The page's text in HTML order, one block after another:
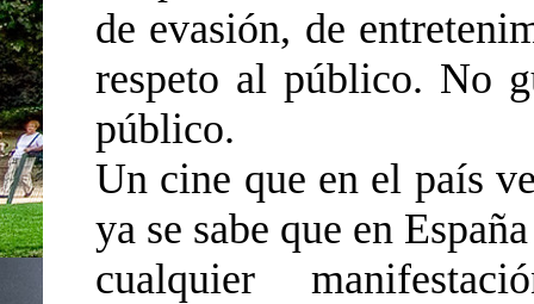
de evasión, de
respeto al público. No
público.
Un cine que en el país
ya se sabe que en
cualquier